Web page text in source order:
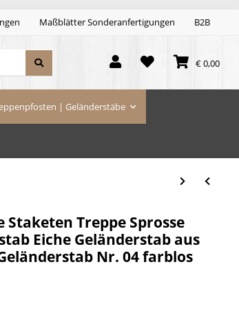
Maßblätter Sonderanfertigungen B2B
€ 0,00
| Geländerstäbe
Treppe Sprosse
Eiche Geländerstab aus
Nr. 04 farblos